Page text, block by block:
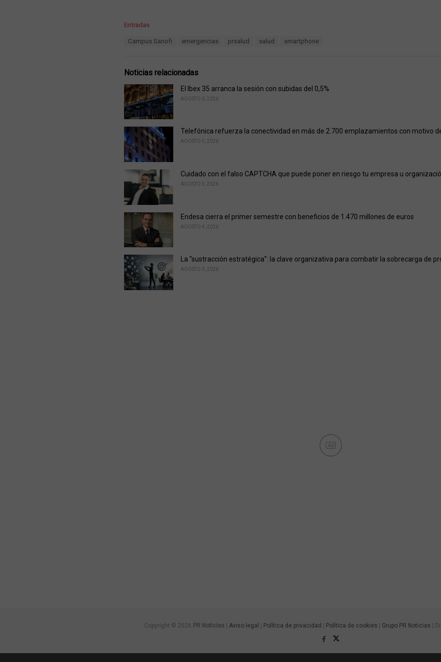
C
o
r
i
e
s
Entradas
:
Campus Sanofi emergencias prsalud salud smartphone
Noticias relacionadas
El Ibex 35 arranca la sesión con subidas del 0,5%
AGOSTO 6, 2026
Telefónica refuerza la conectividad en más de 2.700 emplazamientos con motivo
AGOSTO 5, 2026
Cuidado con el falso CAPTCHA que puede poner en riesgo tu empresa u
AGOSTO 5, 2026
Endesa cierra el primer semestre con beneficios de 1.470 millones de euros
AGOSTO 4, 2026
La "sustracción estratégica": la clave organizativa para combatir la sobrecarga de
AGOSTO 3, 2026
Ad
Copyright © 2026 PR Noticias Aviso legal Política de privacidad Política de cookies Grupo PR Noticias |